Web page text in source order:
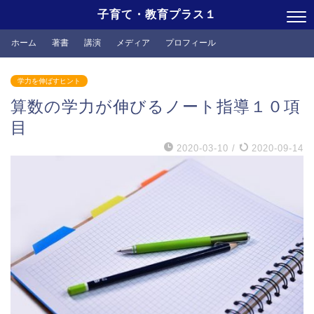
子育て・教育プラス１
ホーム 著書 講演 メディア プロフィール
学力を伸ばすヒント
算数の学力が伸びるノート指導１０項
目
2020-03-10 / 2020-09-14